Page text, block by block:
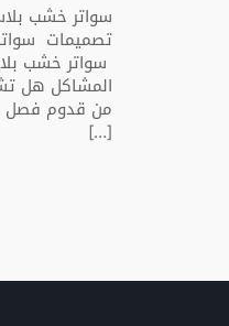
سواتر خشب
تصميمات
سواتر خشب
المشاكل هل
من قدوم فصل
[…]